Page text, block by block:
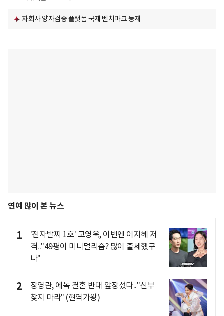
자회사 양자검증 플랫폼 국제 벤치마크 등재
연예 많이 본 뉴스
1
'전자발찌 1호' 고영욱, 이번엔 이지혜 저
격.."49평이 미니멀리즘? 많이 출세했구
나"
2
장영란, 에녹 결혼 반대 앞장섰다.."신부
찾지 마라" (현역가왕)